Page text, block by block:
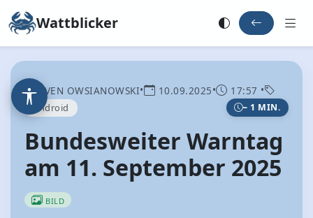
Wattblicker
SVEN OWSIANOWSKI• 10.09.2025• 17:57 •
Android ~ 1 MIN.
Bundesweiter Warntag
am 11. September 2025
BILD